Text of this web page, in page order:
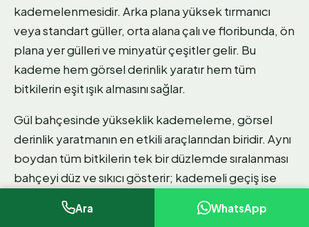
kademelenmesidir. Arka plana yüksek tırmanıcı
veya standart güller, orta alana çalı ve floribunda, ön
plana yer gülleri ve minyatür çeşitler gelir. Bu
kademe hem görsel derinlik yaratır hem tüm
bitkilerin eşit ışık almasını sağlar.
Gül bahçesinde yükseklik kademeleme, görsel
derinlik yaratmanın en etkili araçlarından biridir. Aynı
boydan tüm bitkilerin tek bir düzlemde sıralanması
bahçeyi düz ve sıkıcı gösterir; kademeli geçiş ise
farklı bir görünüm sunar.
Ara WhatsApp